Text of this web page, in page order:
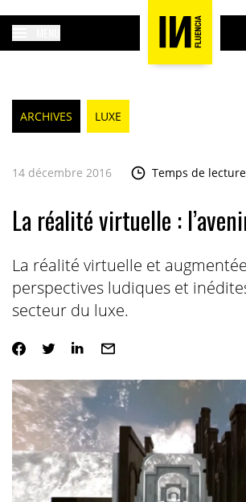
ARCHIVES LUXE
14 décembre 2016 Temps de
La réalité virtuelle :
La réalité virtuelle et
perspectives ludiques et
secteur du luxe.